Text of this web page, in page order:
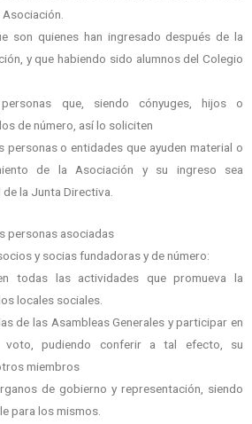
son quienes han ingresado después de la
y que habiendo sido alumnos del Colegio
que, siendo cónyuges, hijos o
de número, así lo soliciten
o entidades que ayuden material o
de la Asociación y su ingreso sea
la Junta Directiva.
personas asociadas
y socias fundadoras y de número:
todas las actividades que promueva la
locales sociales.
de las Asambleas Generales y participar en
pudiendo conferir a tal efecto, su
miembros
de gobierno y representación, siendo
para los mismos.